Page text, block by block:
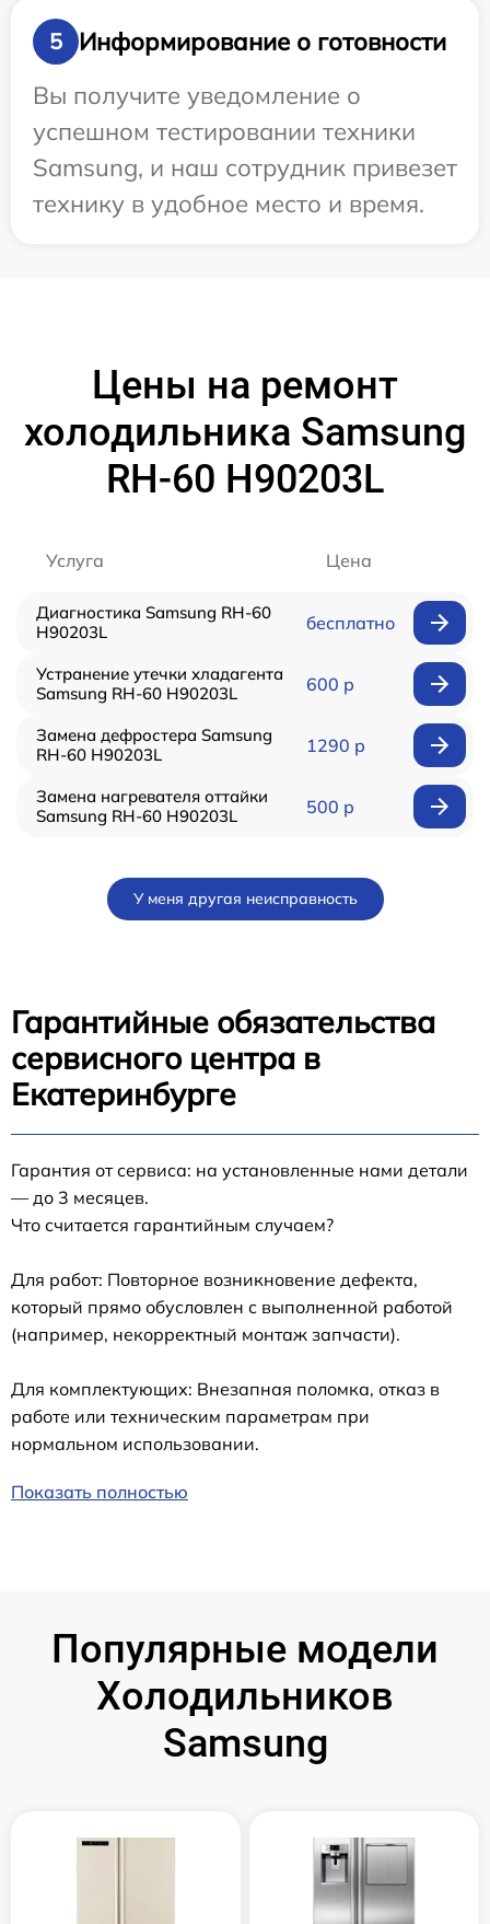
5
Информирование о готовности
Вы получите уведомление о
успешном тестировании техники
Samsung, и наш сотрудник привезет
технику в удобное место и время.
Цены на ремонт
холодильника Samsung
RH-60 H90203L
Услуга Цена
Диагностика Samsung RH-60
H90203L
бесплатно
Устранение утечки хладагента
Samsung RH-60 H90203L
600 р
Замена дефростера Samsung
RH-60 H90203L
1290 р
Замена нагревателя оттайки
Samsung RH-60 H90203L
500 р
У меня другая неисправность
Гарантийные обязательства
сервисного центра в
Екатеринбурге
Гарантия от сервиса: на установленные нами детали
— до 3 месяцев.
Что считается гарантийным случаем?
Для работ: Повторное возникновение дефекта,
который прямо обусловлен с выполненной работой
(например, некорректный монтаж запчасти).
Для комплектующих: Внезапная поломка, отказ в
работе или техническим параметрам при
нормальном использовании.
Показать полностью
Популярные модели
Холодильников
Samsung